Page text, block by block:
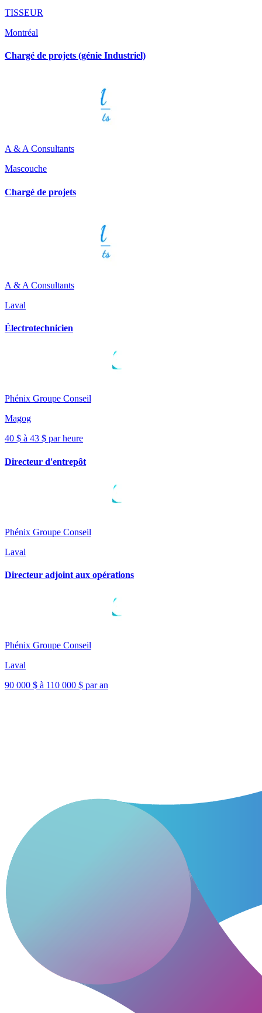
TISSEUR
Montréal
Chargé de projets (génie Industriel)
A & A Consultants
Mascouche
Chargé de projets
A & A Consultants
Laval
Électrotechnicien
Phénix Groupe Conseil
Magog
40 $ à 43 $ par heure
Directeur d'entrepôt
Phénix Groupe Conseil
Laval
Directeur adjoint aux opérations
Phénix Groupe Conseil
Laval
90 000 $ à 110 000 $ par an